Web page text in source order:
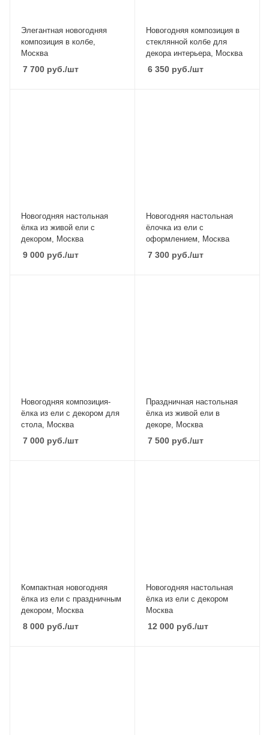
Элегантная новогодняя
композиция в колбе,
Москва
7 700 руб./шт
Новогодняя композиция в
стеклянной колбе для
декора интерьера, Москва
6 350 руб./шт
Новогодняя настольная
ёлка из живой ели с
декором, Москва
9 000 руб./шт
Новогодняя настольная
ёлочка из ели с
оформлением, Москва
7 300 руб./шт
Новогодняя композиция-
ёлка из ели с декором для
стола, Москва
7 000 руб./шт
Праздничная настольная
ёлка из живой ели в
декоре, Москва
7 500 руб./шт
Компактная новогодняя
ёлка из ели с праздничным
декором, Москва
8 000 руб./шт
Новогодняя настольная
ёлка из ели с декором
Москва
12 000 руб./шт